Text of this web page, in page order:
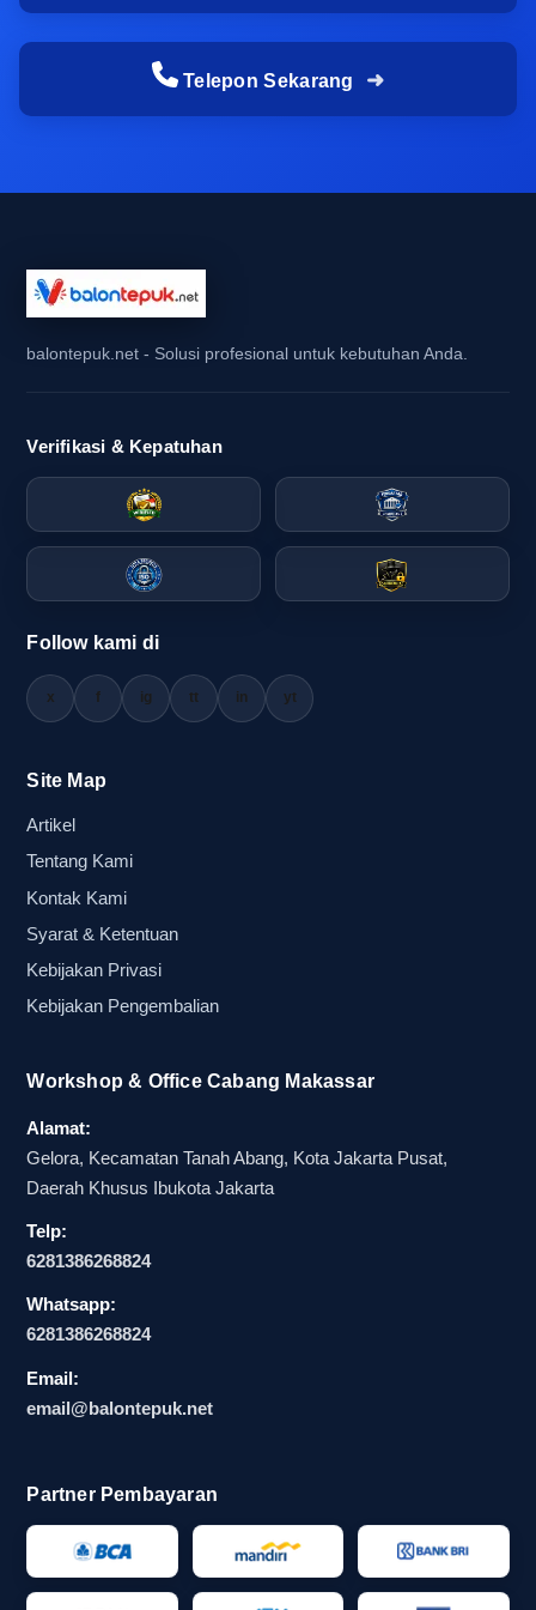
terstruktur, tim pengadaan bisa lebih tenang
karena sejak awal sudah tahu apa yang tersedia,
apa yang perlu dicetak, dan bagaimana alur
pengiriman untuk area Makassar dapat
Stok yang tidak stabil sering menjadi masalah
Barang yang awalnya terlihat tersedia bisa saja
terjadi, tim berisiko kehilangan waktu untuk
mencari alternatif, dan visual acara pun bisa
terganggu.
memiliki dampak yang tidak kecil. Selain
membuat panitia panik, keterlambatan dapat
memengaruhi pembagian atribut ke massa,
seremonial. Dalam situasi seperti ini, bekerja
risiko operasional secara signifikan.
mampu memberi estimasi produksi dan
pengiriman sejak awal. Dengan begitu,
perlengkapan dukungan massa bisa dipastikan
diundur.
untuk tim sukses, panitia, dan EO
politik
Alur pemesanan yang aman biasanya dimulai
dari pengecekan stok, penentuan model, lalu
validasi desain. Setelah itu, tim tinggal
lebih efektif dibanding sistem dadakan yang baru
menentukan detail saat produksi sudah berjalan.
Untuk tim sukses, panitia, dan EO politik, alur
Telepon Sekarang
balontepuk.net - Solusi profesional untuk kebutuhan Anda.
Verifikasi & Kepatuhan
Follow kami di
x f ig tt in yt
Site Map
Artikel
Tentang Kami
Kontak Kami
Syarat & Ketentuan
Kebijakan Privasi
Kebijakan Pengembalian
Workshop & Office Cabang Makassar
Alamat:
Gelora, Kecamatan Tanah Abang, Kota Jakarta Pusat,
Daerah Khusus Ibukota Jakarta
Telp:
6281386268824
Whatsapp:
6281386268824
Email:
email@balontepuk.net
Partner Pembayaran